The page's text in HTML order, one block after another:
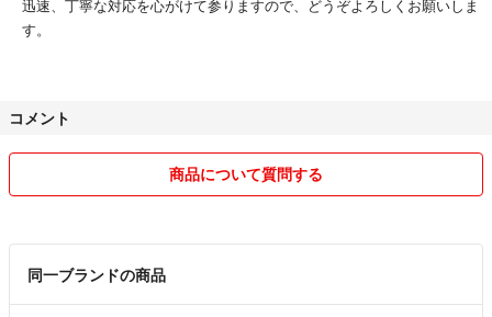
迅速、丁寧な対応を心がけて参りますので、どうぞよろしくお願いしま
す。
コメント
商品について質問する
同一ブランドの商品